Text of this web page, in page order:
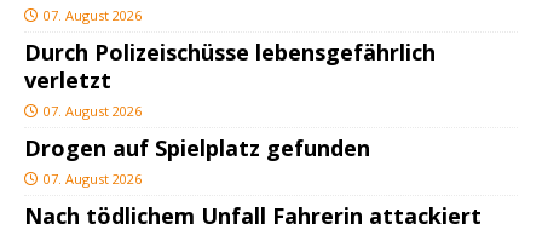
07. August 2026
Durch Polizeischüsse lebensgefährlich
verletzt
07. August 2026
Drogen auf Spielplatz gefunden
07. August 2026
Nach tödlichem Unfall Fahrerin attackiert